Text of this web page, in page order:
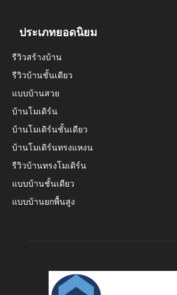
ประเภทยอดนิยม
รีวิวสร้างบ้าน
รีวิวบ้านชั้นเดียว
แบบบ้านสวย
บ้านโมเดิร์น
บ้านโมเดิร์นชั้นเดียว
บ้านโมเดิร์นทรงแหงน
รีวิวบ้านทรงโมเดิร์น
แบบบ้านชั้นเดียว
แบบบ้านยกพื้นสูง